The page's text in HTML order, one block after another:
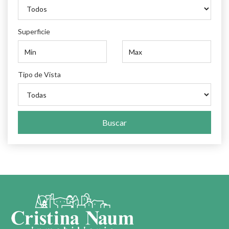
social, con patios y terrazas con la presencia constante del
agua y con una extraordinaria soltura en la forma de relacionar
el interior con el exterior. La residencia se desarrolla en dos
niveles con extrema funcionalidad y fluidez y se articula con
un eje Oeste Este. En cuanto a su emplazamiento en el
terreno, la residencia se encuentra en la parte mas alta,
permitiendo disfrutar el maravilloso jardín y las mejores
puestas de sol desde las áreas íntimas y sociales. La totalidad
con el comedor y un amplio escritorio Amplia galería
continuada por dos niveles de extensas terrazas rematadas
por una grandiosa piscina con borde infinito. Extensos
Superficie
Tipo de Vista
Buscar